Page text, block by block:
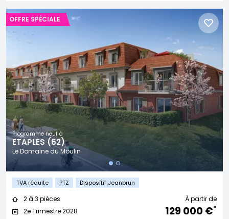
Programme neuf à
ETAPLES (62)
Le Domaine du Moulin
OFFRE SPÉCIALE
TVA réduite PTZ Dispositif Jeanbrun
2 à 3 pièces
2e Trimestre 2028
À partir de
129 000 €*